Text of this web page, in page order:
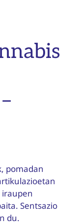
pomadan
iraupen
Sentsazio
du.